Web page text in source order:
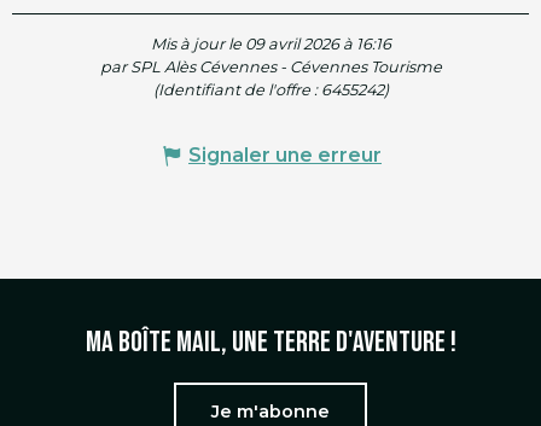
Mis à jour le 09 avril 2026 à 16:16
par SPL Alès Cévennes - Cévennes Tourisme
(Identifiant de l'offre : 6455242)
Signaler une erreur
Ma boîte mail, une terre d'aventure !
Je m'abonne